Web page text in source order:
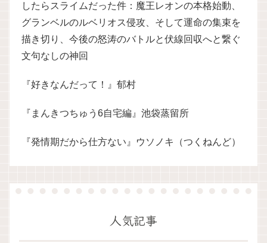
したらスライムだった件：魔王レオンの本格始動、
グランベルのルベリオス侵攻、そして運命の集束を
描き切り、今後の怒涛のバトルと伏線回収へと繋ぐ
文句なしの神回
『好きなんだって！』郁村
『まんきつちゅう6自宅編』池袋蒸留所
『発情期だから仕方ない』ウソノキ（つくねんど）
人気記事